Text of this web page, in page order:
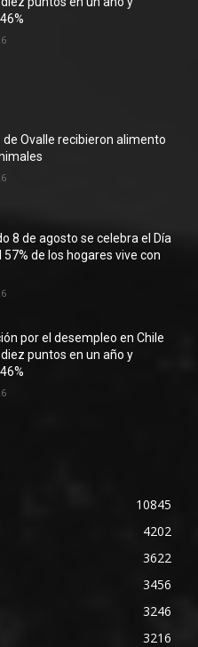
de Ovalle recibieron alimento
8 de agosto se celebra el Día
57% de los hogares vive con
por el desempleo en Chile
puntos en un año y
10845
4202
3622
3456
3246
3216